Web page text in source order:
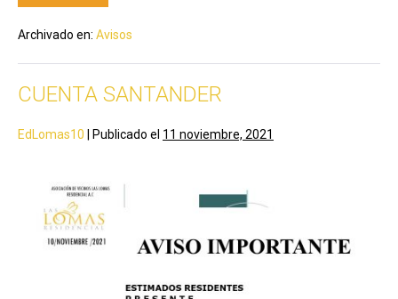
Archivado en: Avisos
CUENTA SANTANDER
EdLomas10 Publicado el 11 noviembre, 2021